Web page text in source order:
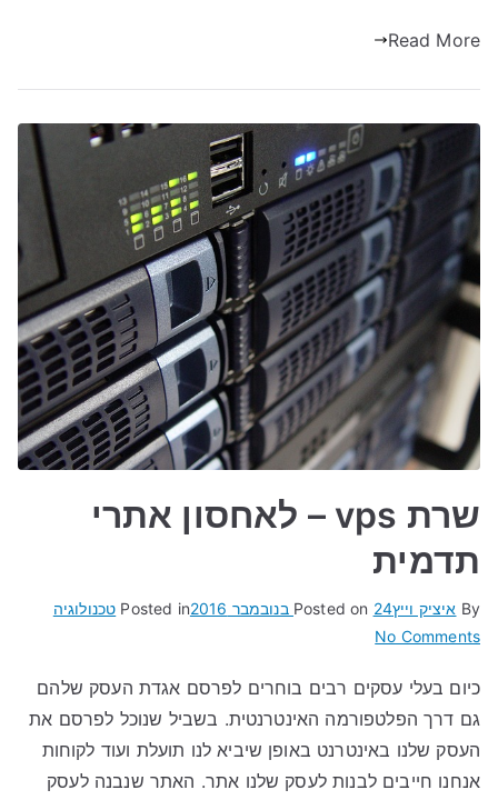
Read More
שרת vps – לאחסון אתרי
תדמית
By איציק וייץ Posted on 24 בנובמבר 2016 Posted in טכנולוגיה
No Comments
on
vps
–
לאחסון
אתרי
כיום בעלי עסקים רבים בוחרים לפרסם אגדת העסק שלהם
גם דרך הפלטפורמה האינטרנטית. בשביל שנוכל לפרסם את
העסק שלנו באינטרנט באופן שיביא לנו תועלת ועוד לקוחות
אנחנו חייבים לבנות לעסק שלנו אתר. האתר שנבנה לעסק